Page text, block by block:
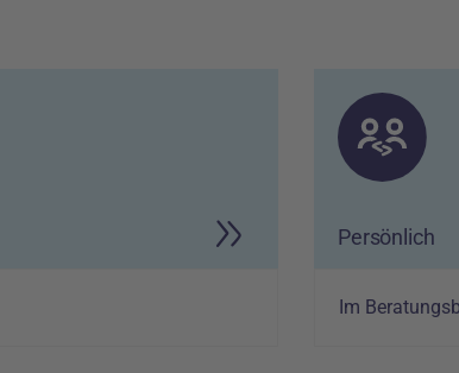
Persönlich
Im